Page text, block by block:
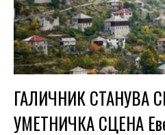
ГАЛИЧНИК СТАНУВА
УМЕТНИЧКА СЦЕНА